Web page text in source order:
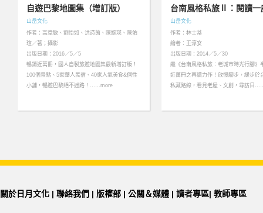
自遊巴黎地圖集（增訂版）
山岳文化
作者：高章敏、劉怡如、洪詩茵、陳婉瑛、陳佑
瑄／著；攝影
出版日期：2016／5／5
暢銷近萬冊，國人自製旅遊地圖集最新增訂版！
100個景點、5家華人民宿、40家人氣美食&個性
小舖，暢遊巴黎絕不迷路！……more
台南風格私旅Ⅱ：閱讀一
山岳文化
作者：林士棻
繪者：王淳安
出版日期：2014／5／30
繼《台南風格私旅：老城市時光行腳》
近萬冊之再續力作！放慢腳步，緩步於
私藏路線，看見老屋、文創，尋訪日
關於日月文化 | 聯絡我們 | 版權部 | 公關＆媒體 | 讀者專區| 教師專區